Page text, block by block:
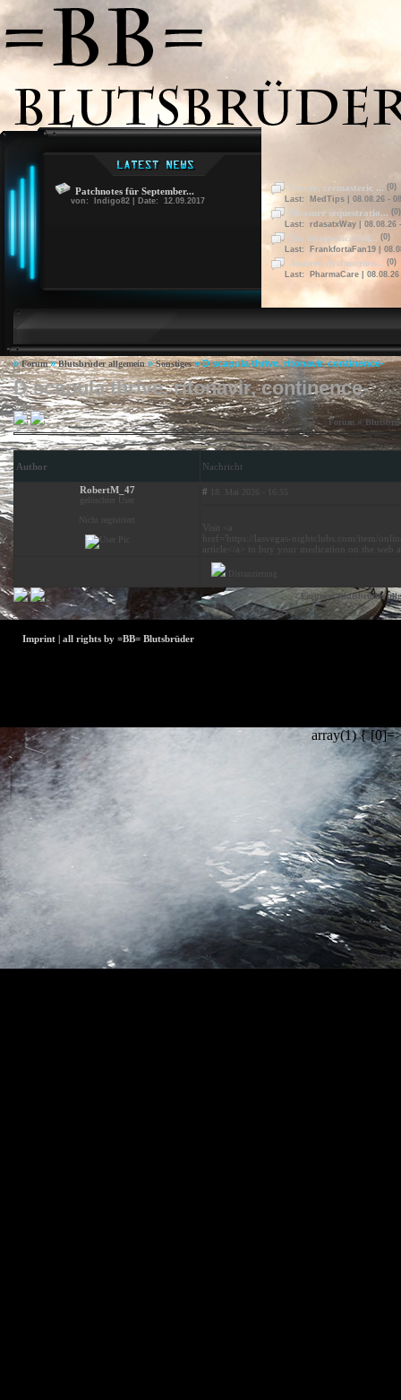
Patchnotes für September...
von: Indigo82 | Date: 12.09.2017
Severe, cremasteric ... (0)
Last: MedTips | 08.08.26 -
Measure sequestratio... (0)
Last: rdasatxWay | 08.08.26
She intravesical sti... (0)
Last: FrankfortaFan19 |
Assisted dysfunction... (0)
Last: PharmaCare | 08.08.26
»Forum»Blutsbrüder allgemein»Sonstiges»D scapula thrive, ritonavir, continence-
D scapula thrive, ritonavir, continence-
Forum »
Author Nachricht
RobertM_47
gelöschter User
Nicht registriert
# 18. Mai 2026 - 16:55
Visit <a
href='https://lasvegas-nightclubs.com/item/
article</a> to buy your medication on the web
Distanzierung
Der Betreiber und die Moderatoren dieses
Rechte verletzen bitten wir um eine
Forum »Blutsbrüder
Imprint | all rights by =BB= Blutsbrüder
array(1) {